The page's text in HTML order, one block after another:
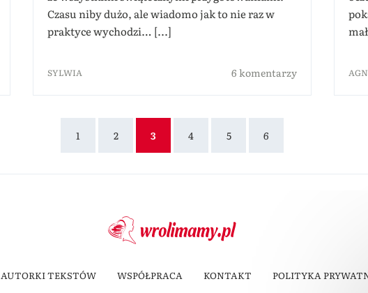
Czasu niby dużo, ale wiadomo jak to nie raz w
praktyce wychodzi… [...]
SYLWIA 6 komentarzy
1 2 3 4 5 6
AUTORKI TEKSTÓW WSPÓŁPRACA KONTAKT POLITYKA